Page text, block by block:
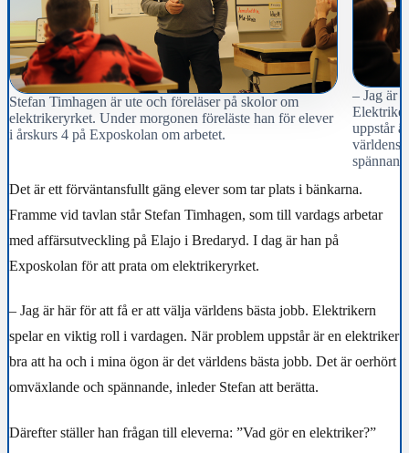
Stefan Timhagen är ute och föreläser på skolor om
elektrikeryrket. Under morgonen föreläste han för elever
i årskurs 4 på Exposkolan om arbetet.
– Jag är
uppstår
världens
Det är ett förväntansfullt gäng elever som tar plats i bänkarna.
Framme vid tavlan står Stefan Timhagen, som till vardags arbetar
med affärsutveckling på Elajo i Bredaryd. I dag är han på
Exposkolan för att prata om elektrikeryrket.
– Jag är här för att få er att välja världens bästa jobb. Elektrikern
spelar en viktig roll i vardagen. När problem uppstår är en elektriker
bra att ha och i mina ögon är det världens bästa jobb. Det är oerhört
omväxlande och spännande, inleder Stefan att berätta.
Därefter ställer han frågan till eleverna: ”Vad gör en elektriker?”